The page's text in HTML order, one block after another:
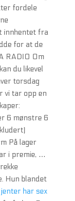
fordele
innhentet fra
for at de
RADIO Om
du likevel
torsdag
vi tar opp en
6 mønstre 6
På lager
i premie, …
Hun blandet
har sex